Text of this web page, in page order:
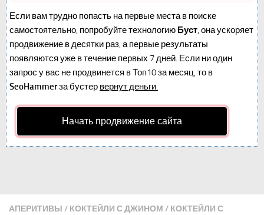
Если вам трудно попасть на первые места в поиске
самостоятельно, попробуйте технологию Буст, она ускоряет
продвижение в десятки раз, а первые результаты
появляются уже в течение первых 7 дней. Если ни один
запрос у вас не продвинется в Топ10 за месяц, то в
SeoHammerза бустер вернут деньги.
Начать продвижение сайта
АПЕРИТИВЫ / КОКТЕЙЛИ С ДЖИНОМ / КОКТЕЙЛИ С